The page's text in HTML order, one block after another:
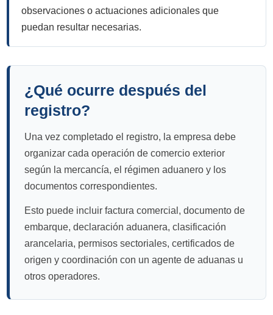
observaciones o actuaciones adicionales que
puedan resultar necesarias.
¿Qué ocurre después del
registro?
Una vez completado el registro, la empresa debe
organizar cada operación de comercio exterior
según la mercancía, el régimen aduanero y los
documentos correspondientes.
Esto puede incluir factura comercial, documento de
embarque, declaración aduanera, clasificación
arancelaria, permisos sectoriales, certificados de
origen y coordinación con un agente de aduanas u
otros operadores.